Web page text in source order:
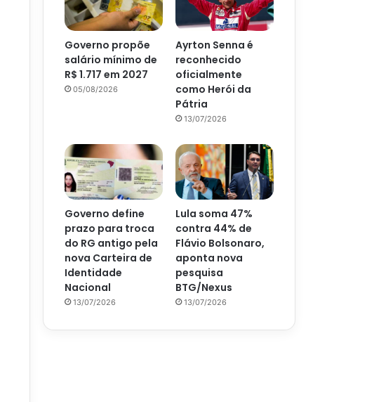
Governo propõe
salário mínimo de
R$ 1.717 em 2027
05/08/2026
Ayrton Senna é
reconhecido
oficialmente
como Herói da
Pátria
13/07/2026
Governo define
prazo para troca
do RG antigo pela
nova Carteira de
Identidade
Nacional
13/07/2026
Lula soma 47%
contra 44% de
Flávio Bolsonaro,
aponta nova
pesquisa
BTG/Nexus
13/07/2026